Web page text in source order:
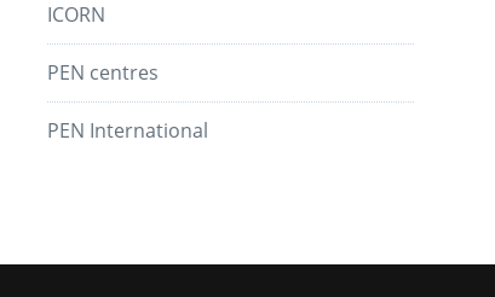
ICORN
PEN centres
PEN International